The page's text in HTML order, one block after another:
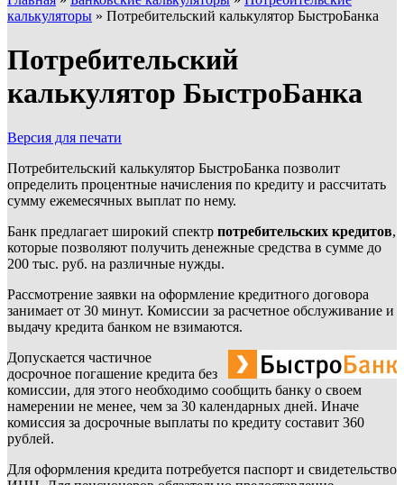
калькуляторы » Потребительский калькулятор БыстроБанка
Потребительский
калькулятор БыстроБанка
Версия для печати
Потребительский калькулятор БыстроБанка позволит
определить процентные начисления по кредиту и рассчитать
сумму ежемесячных выплат по нему.
Банк предлагает широкий спектр потребительских кредитов,
которые позволяют получить денежные средства в сумме до
200 тыс. руб. на различные нужды.
Рассмотрение заявки на оформление кредитного договора
занимает от 30 минут. Комиссии за расчетное обслуживание и
выдачу кредита банком не взимаются.
Допускается частичное
досрочное погашение кредита без
комиссии, для этого необходимо сообщить банку о своем
намерении не менее, чем за 30 календарных дней. Иначе
комиссия за досрочные выплаты по кредиту составит 360
рублей.
Для оформления кредита потребуется паспорт и свидетельство